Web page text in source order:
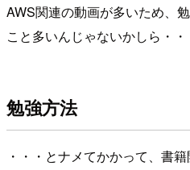
AWS関連の動画が多いため、
こと多いんじゃないかしら・・
勉強方法
・・・とナメてかかって、書